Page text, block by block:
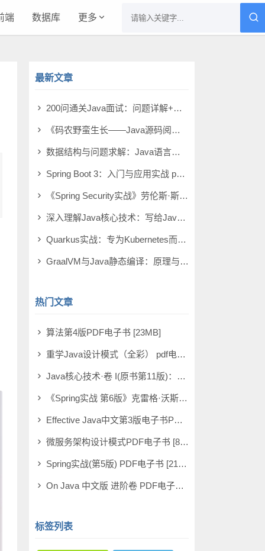
端 数据库 更多
最新文章
200问通关Java面试：问题详解+实战模拟 pdf电子书[38MB]
《码农野蛮生长――Java源码阅读方法论》沈进群 pdf电子书[9MB]
数据结构与问题求解：Java语言描述（原书第4版） pdf电子书[133MB]
Spring Boot 3：入门与应用实战 pdf电子书[52MB]
《Spring Security实战》劳伦斯·斯皮尔卡 pdf电子书[65MB]
深入理解Java核心技术：写给Java工程师的干货笔记（基础篇） pdf电子书[45MB]
Quarkus实战：专为Kubernetes而优化的Java解决方案 pdf电子书[53MB]
GraalVM与Java静态编译：原理与应用 pdf电子书[24MB]
热门文章
算法第4版PDF电子书 [23MB]
重学Java设计模式（全彩） pdf电子书
Java核心技术·卷 I(原书第11版)：基础知识PDF电子书 [241MB]
《Spring实战 第6版》克雷格·沃斯 PDF电子书 [199MB]
Effective Java中文第3版电子书PDF [161MB]
微服务架构设计模式PDF电子书 [83MB]
Spring实战(第5版) PDF电子书 [216MB]
On Java 中文版 进阶卷 PDF电子书 [105MB]
标签列表